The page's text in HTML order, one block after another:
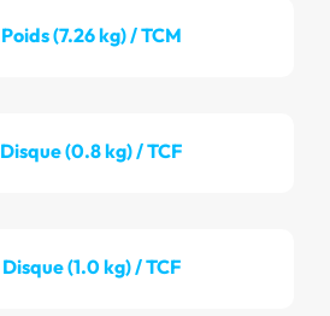
Poids (7.26 kg) / TCM
Disque (0.8 kg) / TCF
Disque (1.0 kg) / TCF